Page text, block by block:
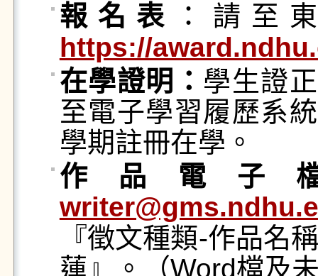
報名表
：請至
https://
在學證明： 學生證
至電子學習履歷系
學期註冊在學。
作品電子
『徵文種類-作品名
蓮』。（Word檔及